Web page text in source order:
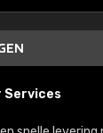
Services